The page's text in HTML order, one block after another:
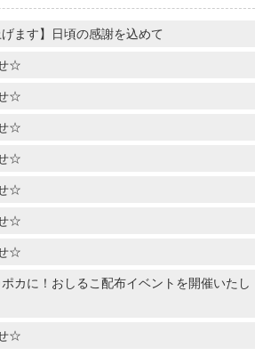
げます】日頃の感謝を込めて
☆
☆
☆
☆
☆
☆
☆
ポカに！おしるこ配布イベントを開催いたし
☆